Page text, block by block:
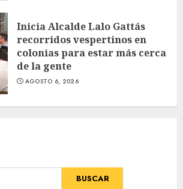
Inicia Alcalde Lalo Gattás
recorridos vespertinos en
colonias para estar más cerca
de la gente
AGOSTO 6, 2026
BUSCAR